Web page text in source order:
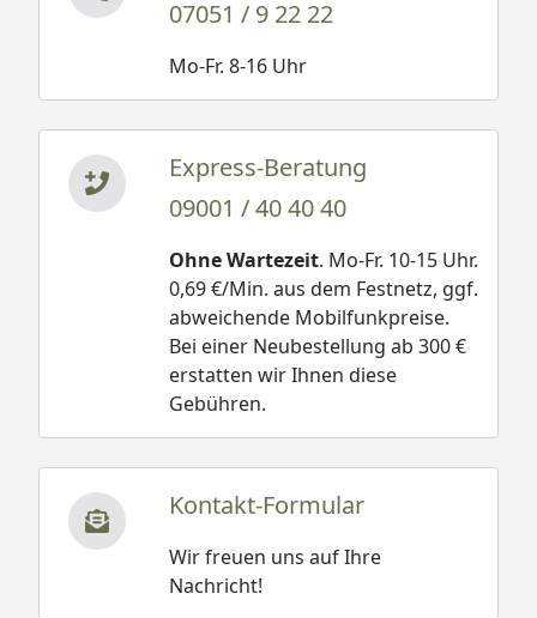
07051 / 9 22 22
Mo-Fr. 8-16 Uhr
Express-Beratung
09001 / 40 40 40
Ohne Wartezeit. Mo-Fr. 10-15 Uhr.
0,69 €/Min. aus dem Festnetz, ggf.
abweichende Mobilfunkpreise.
Bei einer Neubestellung ab 300 €
erstatten wir Ihnen diese
Gebühren.
Kontakt-Formular
Wir freuen uns auf Ihre
Nachricht!